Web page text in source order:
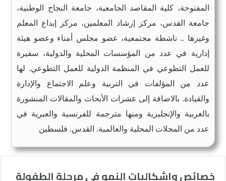
المفتوحة، كلية المقاصد الجامعية، جامعة النجاح الوطنية،
جامعة القدس، مركز إرشاد المعلمين، مركز إبداع المعلم
وغيرها .. ناشطة مجتمعية، عضو مجلس أمناء وعضو هيئة
إدارية في عدد من المؤسسات المحلية والدولية، سفيرة
للعمل التطوعي في المنظمة الدولية للعمل التطوعي. لها
عدد من المؤلفات في التربية وعلم الاجتماع والإدارة
والقيادة. بالاضافة إلى عشرات الأبحاث والمقالات المنشورة
بالعربية والإنجليزية ومنها مترجمة للفرنسية والعبرية في
عدد من المجلات المحلية والعالمية. القدس. فلسطين
خصائص وإشكاليات النمو في مرحلة الطفولة